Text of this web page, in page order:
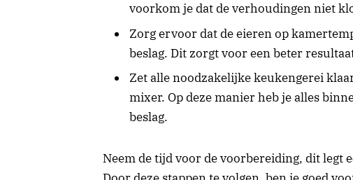
voorkom je dat de verhoudingen niet
Zorg ervoor dat de eieren op
beslag. Dit zorgt voor een beter
Zet alle noodzakelijke keukengerei
mixer. Op deze manier heb je alles
beslag.
Neem de tijd voor de voorbereiding, dit legt